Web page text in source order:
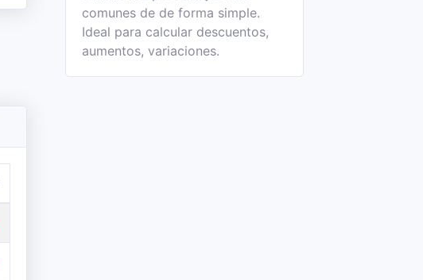
comunes de de forma simple.
Ideal para calcular descuentos,
aumentos, variaciones.